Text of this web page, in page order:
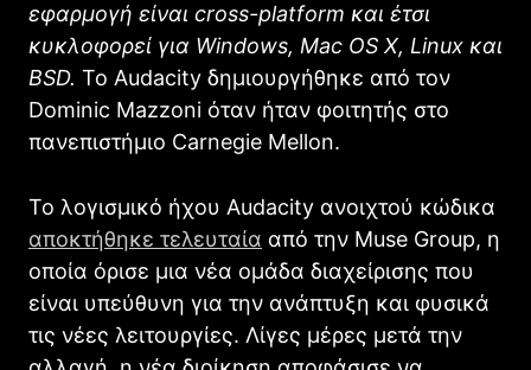
εφαρμογή είναι cross-platform και έτσι
κυκλοφορεί για Windows, Mac OS X, Linux και
BSD. Το Audacity δημιουργήθηκε από τον
Dominic Mazzoni όταν ήταν φοιτητής στο
πανεπιστήμιο Carnegie Mellon.
Το λογισμικό ήχου Audacity ανοιχτού κώδικα
αποκτήθηκε τελευταία από την Muse Group, η
οποία όρισε μια νέα ομάδα διαχείρισης που
είναι υπεύθυνη για την ανάπτυξη και φυσικά
τις νέες λειτουργίες. Λίγες μέρες μετά την